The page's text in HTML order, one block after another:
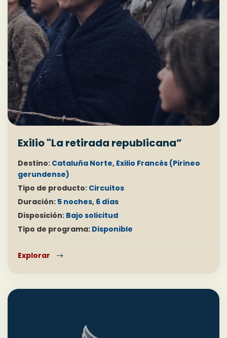
Exilio "La retirada republicana”
Destino: Cataluña Norte, Exilio Francés (Pirineo
gerundense)
Tipo de producto: Circuitos
Duración: 5 noches, 6 días
Disposición: Bajo solicitud
Tipo de programa: Disponible
Explorar